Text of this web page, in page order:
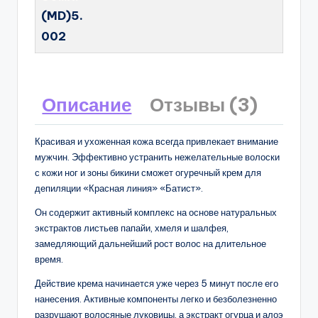
(MD)5.
002
Описание Отзывы (3)
Красивая и ухоженная кожа всегда привлекает внимание
мужчин. Эффективно устранить нежелательные волоски
с кожи ног и зоны бикини сможет огуречный крем для
депиляции «Красная линия» «Батист».
Он содержит активный комплекс на основе натуральных
экстрактов листьев папайи, хмеля и шалфея,
замедляющий дальнейший рост волос на длительное
время.
Действие крема начинается уже через 5 минут после его
нанесения. Активные компоненты легко и безболезненно
разрушают волосяные луковицы, а экстракт огурца и алоэ